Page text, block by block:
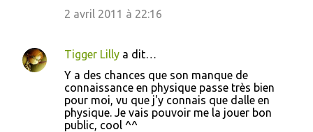
2 avril 2011 à 22:16
Tigger Lilly a dit…
Y a des chances que son manque de
connaissance en physique passe très bien
pour moi, vu que j'y connais que dalle en
physique. Je vais pouvoir me la jouer bon
public, cool ^^